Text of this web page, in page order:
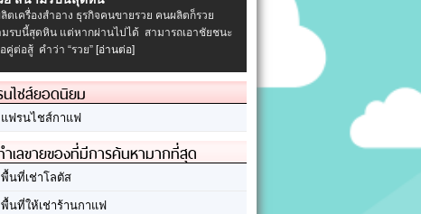
ตเครื่องสําอาง ธุรกิจคนขายรวย คนผลิตก็รวย
มรบนี้สุดหิน แต่หากผ่านไปได้ สามารถเอาชัยชนะ
คู่ต่อสู้ คำว่า “รวย” [อ่านต่อ]
ไชส์ยอดนิยม
แฟรนไชส์กาแฟ
ำเลขายของที่มีการค้นหามากที่สุด
พื้นที่เช่าโลตัส
พื้นที่ให้เช่าร้านกาแฟ